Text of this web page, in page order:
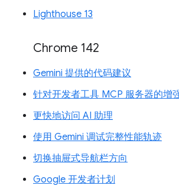
Lighthouse 13
Chrome 142
Gemini 提供的代码建议
针对开发者工具 MCP 服务器的增
更快地访问 AI 助理
使用 Gemini 调试完整性能轨迹
切换抽屉式导航栏方向
Google 开发者计划